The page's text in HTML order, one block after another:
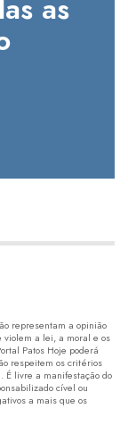
as
representam a opinião
violem a lei, a moral e os
Patos Hoje poderá
respeitem os critérios
É livre a manifestação do
cível ou
a mais que os